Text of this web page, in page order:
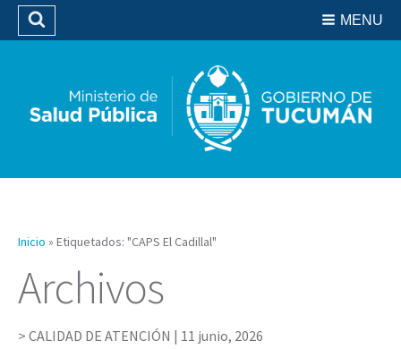
Biblioteca
MENU
Buscar
Inicio » Etiquetados: "CAPS El Cadillal"
Archivos
CALIDAD DE ATENCIÓN | 11 junio, 2026